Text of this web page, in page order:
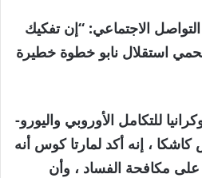
الاجتماعي: “إن تفكيك
استقلال نابو خطوة خطيرة
للتكامل الأوروبي واليورو-
، إنه أكد لمارتا كوس أنه
مكافحة الفساد ، وأن